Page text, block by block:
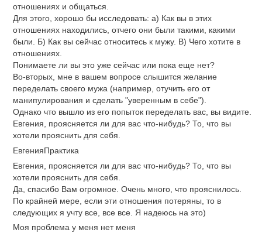
отношениях и общаться.
Для этого, хорошо бы исследовать: а) Как вы в этих
отношениях находились, отчего они были такими, какими
были. Б) Как вы сейчас относитесь к мужу. В) Чего хотите в
отношениях.
Понимаете ли вы это уже сейчас или пока еще нет?
Во-вторых, мне в вашем вопросе слышится желание
переделать своего мужа (например, отучить его от
манипулирования и сделать "уверенным в себе").
Однако что вышло из его попыток переделать вас, вы видите.
Евгения, проясняется ли для вас что-нибудь? То, что вы
хотели прояснить для себя.
ЕвгенияПрактика
Евгения, проясняется ли для вас что-нибудь? То, что вы
хотели прояснить для себя.
Да, спасибо Вам огромное. Очень много, что прояснилось.
По крайней мере, если эти отношения потеряны, то в
следующих я учту все, все все. Я надеюсь на это)
Моя проблема у меня нет меня